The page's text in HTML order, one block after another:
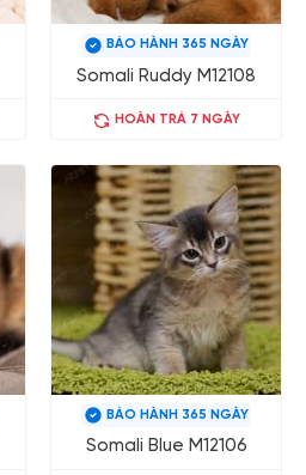
BẢO HÀNH 365 NGÀY
Somali Ruddy M12108
HOÀN TRẢ 7 NGÀY
BẢO HÀNH 365 NGÀY
Somali Blue M12106